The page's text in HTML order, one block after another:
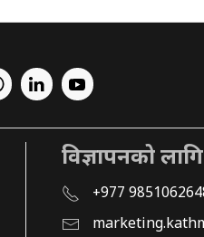
विज्ञापनको
+977